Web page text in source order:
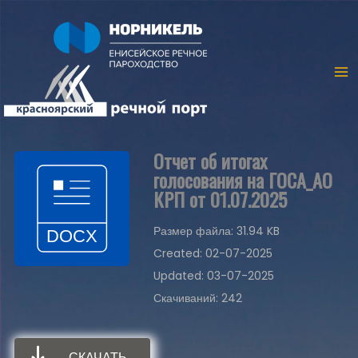
Отчет об итогах
голосования на ГОСА_АО
КРП от 01.07.2025
Размер файла: 31.94 KB
Created: 02-07-2025
Updated: 03-07-2025
Скачиваний: 242